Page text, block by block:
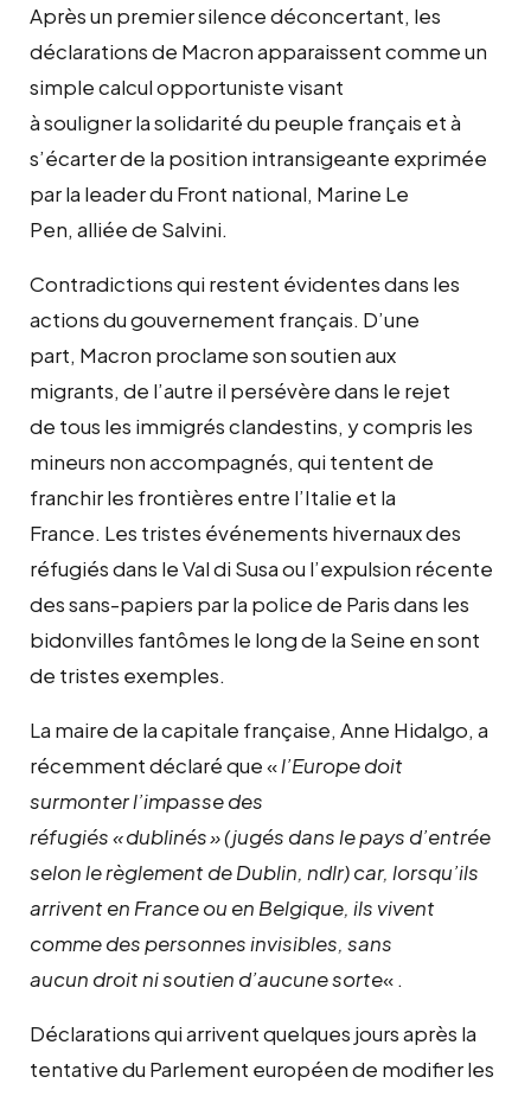
Après un premier silence déconcertant, les
déclarations de Macron apparaissent comme un
simple calcul opportuniste visant
à souligner la solidarité du peuple français et à
s’écarter de la position intransigeante exprimée
par la leader du Front national, Marine Le
Pen, alliée de Salvini.
Contradictions qui restent évidentes dans les
actions du gouvernement français. D’une
part, Macron proclame son soutien aux
migrants, de l’autre il persévère dans le rejet
de tous les immigrés clandestins, y compris les
mineurs non accompagnés, qui tentent de
franchir les frontières entre l’Italie et la
France. Les tristes événements hivernaux des
réfugiés dans le Val di Susa ou l’expulsion récente
des sans-papiers par la police de Paris dans les
bidonvilles fantômes le long de la Seine en sont
de tristes exemples.
La maire de la capitale française, Anne Hidalgo, a
récemment déclaré que «l’Europe doit
surmonter l’impasse des
réfugiés « dublinés » (jugés dans le pays d’entrée
selon le règlement de Dublin, ndlr) car, lorsqu’ils
arrivent en France ou en Belgique, ils vivent
comme des personnes invisibles, sans
aucun droit ni soutien d’aucune sorte« .
Déclarations qui arrivent quelques jours après la
tentative du Parlement européen de modifier les